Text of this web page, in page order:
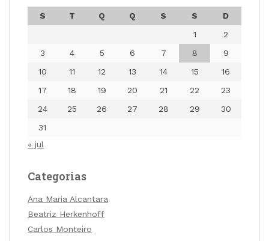
S T Q Q S S
D
1
2
3
4 5 6 7 8
9
10
11 12 13 14 15
16
17
18 19 20 21 22
23
24
25 26 27 28 29
30
31
« jul
Categorias
Ana Maria Alcantara
Beatriz Herkenhoff
Carlos Monteiro